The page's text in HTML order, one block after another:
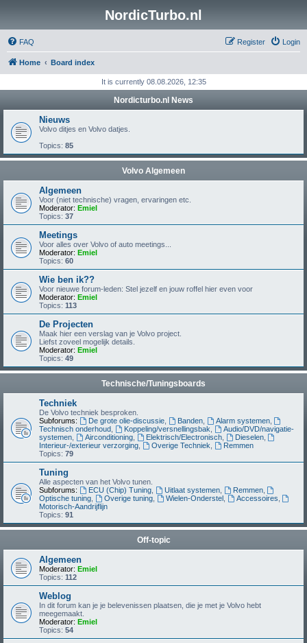
NordicTurbo.nl
FAQ Login
Register
Home Board index
It is currently 08.08.2026, 12:35
Nordicturbo.nl News
Nieuws
Volvo ditjes en Volvo datjes.
Topics: 85
Volvo Algemeen
Algemeen
Voor (niet technische) vragen, ervaringen etc.
Moderator: Emiel
Topics: 37
Meetings
Voor alles over Volvo of auto meetings...
Moderator: Emiel
Topics: 60
Wie ben ik??
Voor nieuwe forum-leden: Stel jezelf en jouw roffel hier even voor
Moderator: Emiel
Topics: 113
De Projecten
Maak hier een verslag van je Volvo project.
Liefst zoveel mogelijk details.
Moderator: Emiel
Topics: 49
Technische/Tuningsboards
Techniek
De Volvo techniek besproken.
Subforums:
De grote olie-discussie, Banden, Alarm systemen,
Technisch onderhoud
Koppeling/versnellingsbak
Audio/DVD/navigatie-
systemen
Airconditioning, Elektrisch/Electronisch, Dieselen,
Interieur-/exterieur verzorging
Overige Techniek
Remmen
Topics: 79
Tuning
Alle aspecten van het Volvo tunen.
Subforums:
ECU (Chip) Tuning, Uitlaat systemen, Remmen,
Optische tuning
Overige tuning, Wielen-Onderstel, Accessoires
Motorisch-Aandrijflijn
Topics: 91
Off-topic
Algemeen
Moderator: Emiel
Topics: 112
Weblog
In dit forum kan je je belevenissen plaatsen, die je met je Volvo hebt
meegemaakt.
Moderator: Emiel
Topics: 54